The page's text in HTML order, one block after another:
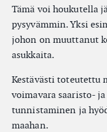
Tämä voi houkutella
pysyvämmin. Yksi
johon on muuttanut
asukkaita.
Kestävästi toteutettu
voimavara saaristo-
tunnistaminen ja
maahan.